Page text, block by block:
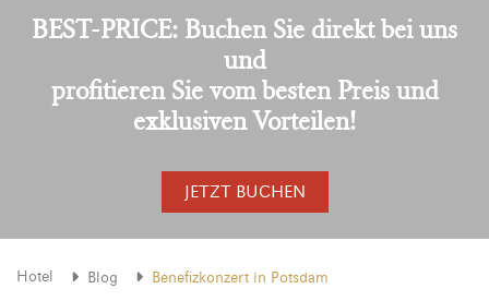
BEST-PRICE: Buchen Sie direkt bei uns
und
profitieren Sie vom besten Preis und
exklusiven Vorteilen!
JETZT BUCHEN
Hotel Blog Benefizkonzert in Potsdam